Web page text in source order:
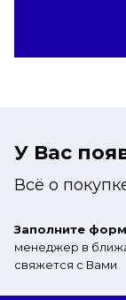
У Вас
Всё о
Заполните
менеджер в
свяжется с Вами